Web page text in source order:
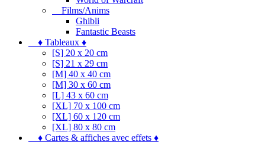
Films/Anims
Ghibli
Fantastic Beasts
♦ Tableaux ♦
[S] 20 x 20 cm
[S] 21 x 29 cm
[M] 40 x 40 cm
[M] 30 x 60 cm
[L] 43 x 60 cm
[XL] 70 x 100 cm
[XL] 60 x 120 cm
[XL] 80 x 80 cm
♦ Cartes & affiches avec effets ♦